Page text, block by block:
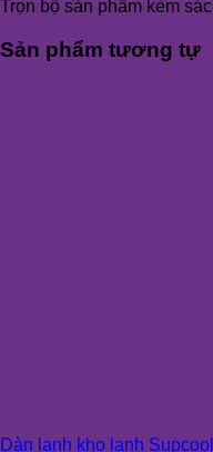
Trọn bộ sản phẩm kèm
Sản phẩm tương tự
Dàn lạnh kho lạnh